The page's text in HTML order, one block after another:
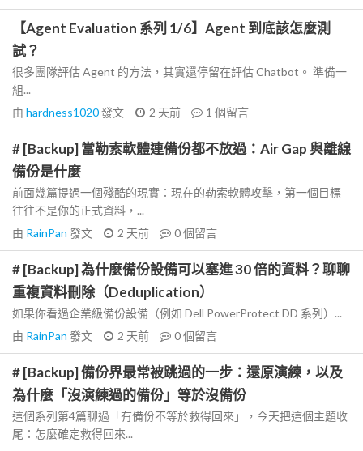
【Agent Evaluation 系列 1/6】Agent 到底該怎麼測
試？
很多團隊評估 Agent 的方法，其實還停留在評估 Chatbot。 準備一
組...
由 hardness1020發文 2 天前 1 個留言
# [Backup] 當勒索軟體連備份都不放過：Air Gap 與離線
備份是什麼
前面幾篇提過一個殘酷的現實：現在的勒索軟體攻擊，第一個目標
往往不是你的正式資料，...
由 RainPan 發文 2 天前 0個留言
# [Backup] 為什麼備份設備可以塞進 30 倍的資料？聊聊
重複資料刪除（Deduplication）
如果你看過企業級備份設備（例如 Dell PowerProtect DD 系列）...
由 RainPan 發文 2 天前 0個留言
# [Backup] 備份界最常被跳過的一步：還原演練，以及
為什麼「沒演練過的備份」等於沒備份
這個系列第4篇聊過「有備份不等於救得回來」，今天把這個主題收
尾：怎麼確定救得回來...